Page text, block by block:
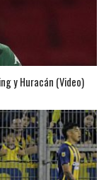
y Huracán (Video)